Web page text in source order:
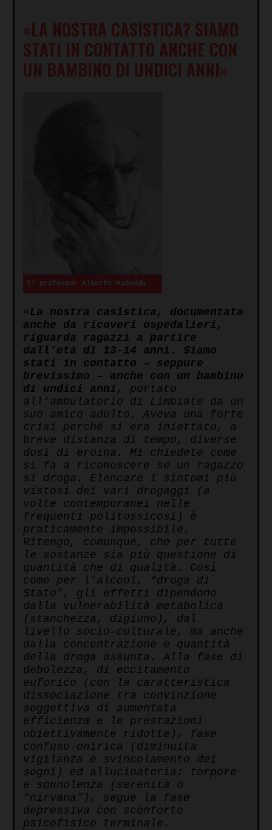
«LA NOSTRA CASISTICA? SIAMO
STATI IN CONTATTO ANCHE CON
UN BAMBINO DI UNDICI ANNI»
Il professor Alberto Madeddu
«La nostra casistica, documentata
anche da ricoveri ospedalieri,
riguarda ragazzi a partire
dall’età di 13-14 anni. Siamo
stati in contatto – seppure
brevissimo – anche con un bambino
di undici anni , portato
all’ambulatorio di Limbiate da un
suo amico adulto. Aveva una forte
crisi perché si era iniettato, a
breve distanza di tempo, diverse
dosi di eroina. Mi chiedete come
si fa a riconoscere se un ragazzo
si droga. Elencare i sintomi più
vistosi dei vari drogaggi (a
volte contemporanei nelle
frequenti politossicosi) è
praticamente impossibile.
Ritengo, comunque, che per tutte
le sostanze sia più questione di
quantità che di qualità. Così
come per l’alcool, “droga di
Stato”, gli effetti dipendono
dalla vulnerabilità metabolica
(stanchezza, digiuno), dal
livello socio-culturale, ma anche
dalla concentrazione e quantità
della droga assunta. Alla fase di
debolezza, di eccitamento
euforico (con la caratteristica
dissociazione tra convinzione
soggettiva di aumentata
efficienza e le prestazioni
obiettivamente ridotte), fase
confuso-onirica (diminuita
vigilanza e svincolamento dei
sogni) ed allucinatoria; torpore
e sonnolenza (serenità o
“nirvana”), segue la fase
depressiva con sconforto
psicofisico terminale.